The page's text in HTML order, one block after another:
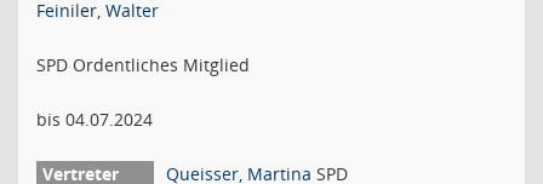
Feiniler, Walter
SPD Ordentliches Mitglied
bis 04.07.2024
Queisser, Martina SPD